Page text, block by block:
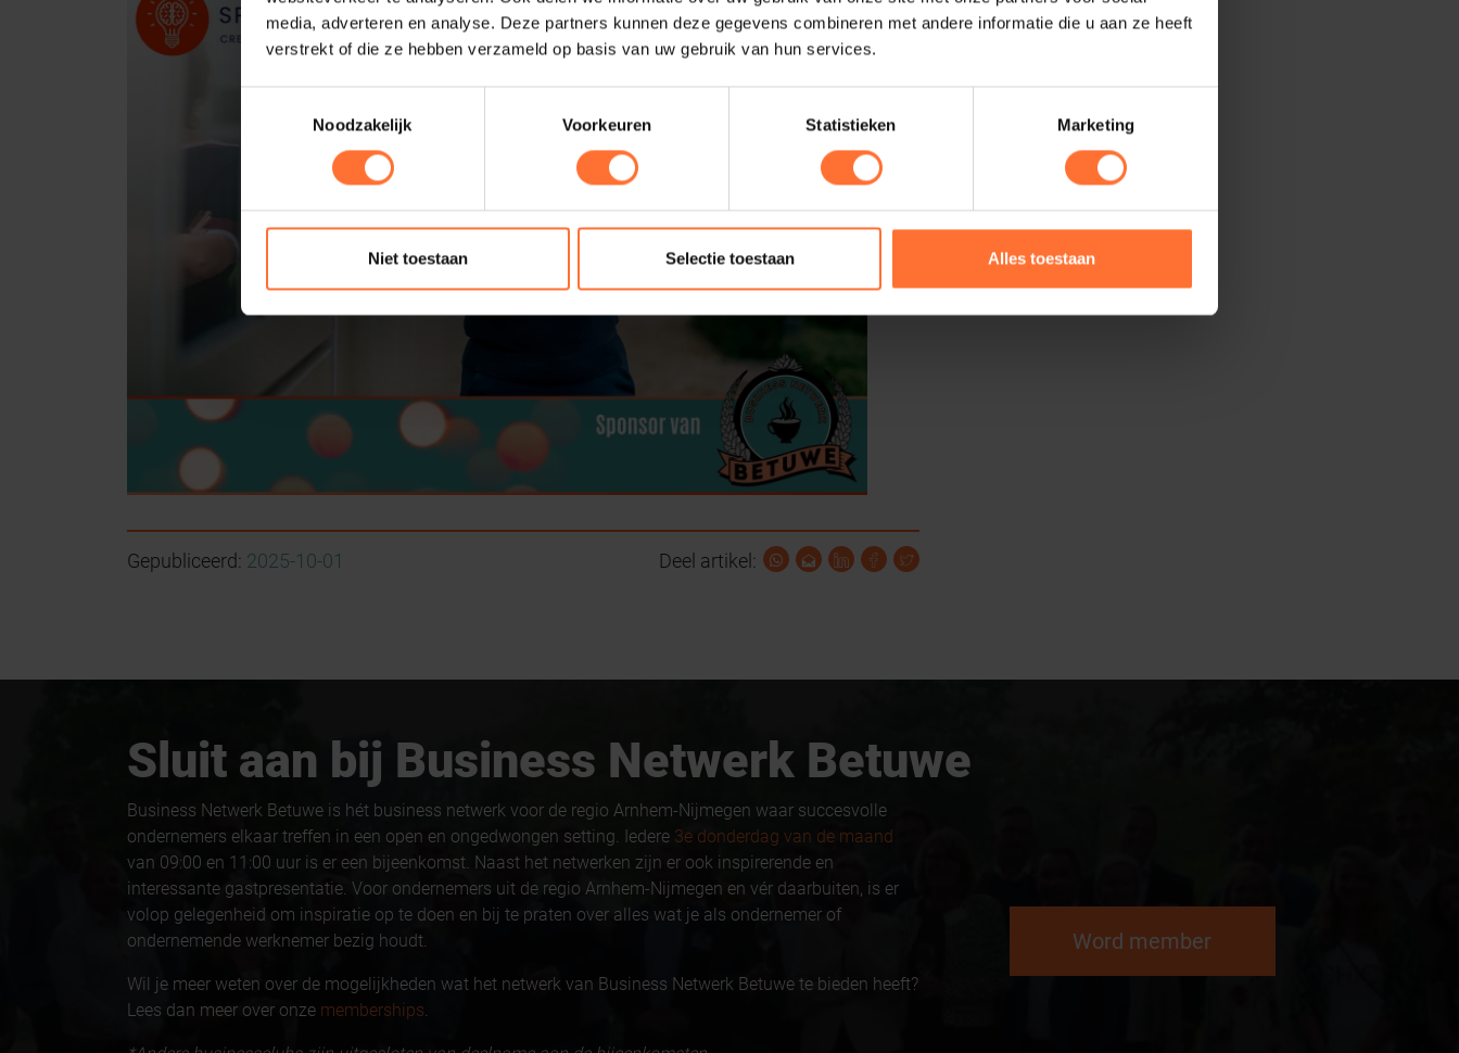
media, adverteren en analyse. Deze partners kunnen deze gegevens combineren met andere informatie die u aan ze heeft
verstrekt of die ze hebben verzameld op basis van uw gebruik van hun services.
Noodzakelijk
Voorkeuren Statistieken Marketing
Niet toestaan Selectie toestaan Alles toestaan
Gepubliceerd: 2025-10-01 Deel artikel:
Sluit aan bij Business Netwerk Betuwe
Business Netwerk Betuwe is hét business netwerk voor de regio Arnhem-Nijmegen waar succesvolle
ondernemers elkaar treffen in een open en ongedwongen setting. Iedere 3e donderdag van de maand
van 09:00 en 11:00 uur is er een bijeenkomst. Naast het netwerken zijn er ook inspirerende en
interessante gastpresentatie. Voor ondernemers uit de regio Arnhem-Nijmegen en vér daarbuiten, is er
volop gelegenheid om inspiratie op te doen en bij te praten over alles wat je als ondernemer of
ondernemende werknemer bezig houdt.
Wil je meer weten over de mogelijkheden wat het netwerk van Business Netwerk Betuwe te bieden heeft?
Lees dan meer over onze memberships.
Word member